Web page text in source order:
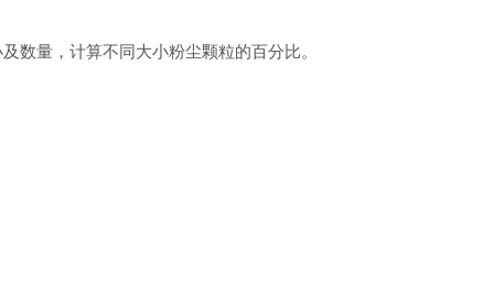
数量，计算不同大小粉尘颗粒的百分比。